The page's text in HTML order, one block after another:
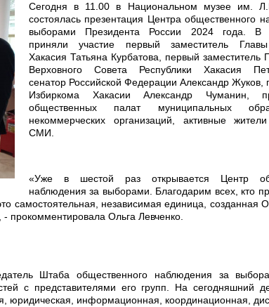
Сегодня в 11.00 в Национальном музее им.
состоялась презентация Центра общественного
выборами Президента России 2024 года. В
приняли участие первый заместитель Главы
Хакасия Татьяна Курбатова, первый заместитель
Верховного Совета Республики Хакасия
сенатор Российской Федерации Александр Жуков,
Избиркома Хакасии Александр Чуманин,
общественных палат муниципальных
некоммерческих организаций, активные
СМИ.
«Уже в шестой раз открывается Центр
наблюдения за выборами. Благодарим всех, кто
самостоятельная, независимая единица, созданная
прокомментировала Ольга Левченко.
Штаба общественного наблюдения за
с представителями его групп. На сегодняшний
юридическая, информационная, координационная,